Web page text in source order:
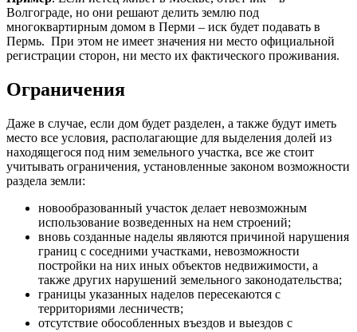
Волгограде, но они решают делить землю под
многоквартирным домом в Перми – иск будет подавать в
Пермь. При этом не имеет значения ни место официальной
регистрации сторон, ни место их фактического проживания.
Ограничения
Даже в случае, если дом будет разделен, а также будут иметь
место все условия, располагающие для выделения долей из
находящегося под ним земельного участка, все же стоит
учитывать ограничения, установленные законом возможности
раздела земли:
новообразованный участок делает невозможным
использование возведенных на нем строений;
вновь созданные наделы являются причиной нарушения
границ с соседними участками, невозможности
постройки на них иных объектов недвижимости, а
также других нарушений земельного законодательства;
границы указанных наделов пересекаются с
территориями лесничеств;
отсутствие обособленных въездов и выездов с